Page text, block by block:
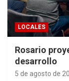
LOCALES
Rosario
desarrollo
5 de agosto de